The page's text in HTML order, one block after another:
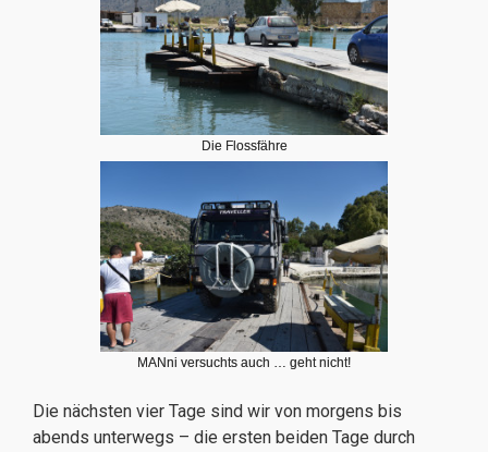
Die Flossfähre
MANni versuchts auch … geht nicht!
Die nächsten vier Tage sind wir von morgens bis
abends unterwegs – die ersten beiden Tage durch